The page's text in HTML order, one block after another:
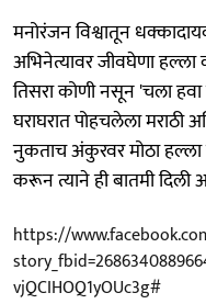
मनोरंजन विश्वातून
अभिनेत्यावर जीवघेणा
तिसरा कोणी नसून 'चला हवा
घराघरात पोहचलेला मराठी
नुकताच अंकुरवर मोठा
करून त्याने ही बातमी दिली
https://
vjQCIHOQ1yOUc3g#